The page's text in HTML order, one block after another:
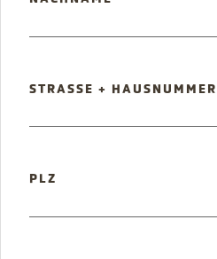
PFLICHTFELD
STRASSE + HAUSNUMMER
PFLICHTFELD
PLZ